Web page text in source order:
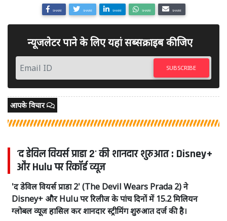
SHARE SHARE SHARE SHARE SHARE
न्यूजलेटर पाने के लिए यहां सब्सक्राइब कीजिए
SUBSCRIBE
आपके विचार
'द डेविल वियर्स प्राडा 2' की शानदार शुरुआत : Disney+
और Hulu पर रिकॉर्ड व्यूज
'द डेविल वियर्स प्राडा 2' (The Devil Wears Prada 2) ने
Disney+ और Hulu पर रिलीज के पांच दिनों में 15.2 मिलियन
ग्लोबल व्यूज हासिल कर शानदार स्ट्रीमिंग शुरुआत दर्ज की है।